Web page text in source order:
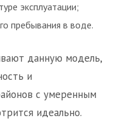
эксплуатации;
пребывания в воде.
данную модель,
и
с умеренным
идеально.